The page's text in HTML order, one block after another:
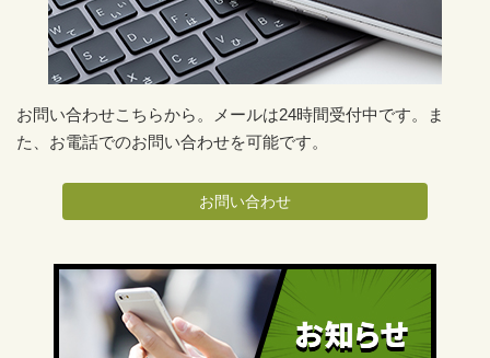
お問い合わせこちらから。メールは24時間受付中です。ま
た、お電話でのお問い合わせを可能です。
お問い合わせ